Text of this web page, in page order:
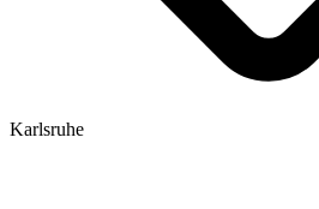
Karlsruhe